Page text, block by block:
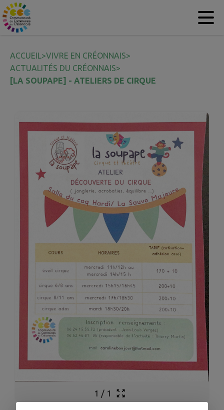
Contenu
ACCUEIL>VIVRE EN CRÉONNAIS>
ACTUALITÉS DU CRÉONNAIS>
[LA SOUPAPE] - ATELIERS DE CIRQUE
1 / 1